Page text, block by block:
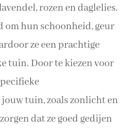
rozen en daglelies.
om hun schoonheid, geur
ze een prachtige
tuin. Door te kiezen voor
tuin, zoals zonlicht en
dat ze goed gedijen